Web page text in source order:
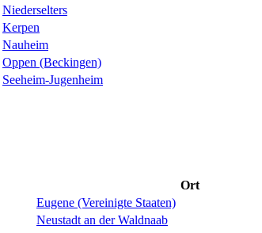
Niederselters
Kerpen
Nauheim
Oppen (Beckingen)
Seeheim-Jugenheim
Ort
Eugene (Vereinigte Staaten)
Neustadt an der Waldnaab